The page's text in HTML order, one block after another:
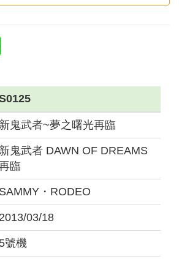
新鬼武者~夢之曙光再臨
新鬼武者 DAWN OF DREAMS
臨
SAMMY・RODEO
2013/03/18
5號機